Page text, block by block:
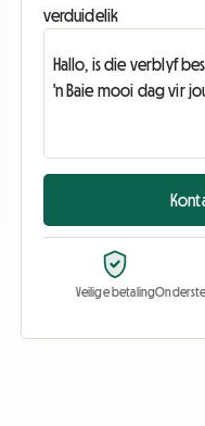
verduidelik
Veilige betaling